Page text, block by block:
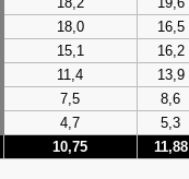
18,0 16,5
15,1 16,2
11,4 13,9
7,5 8,6
4,7 5,3
10,75 11,88